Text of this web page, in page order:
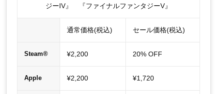
ジーIV』 『ファイナルファンタジーV』
通常価格(税込) セール価格(税込)
Steam® ¥2,200 20% OFF
Apple ¥2,200 ¥1,720